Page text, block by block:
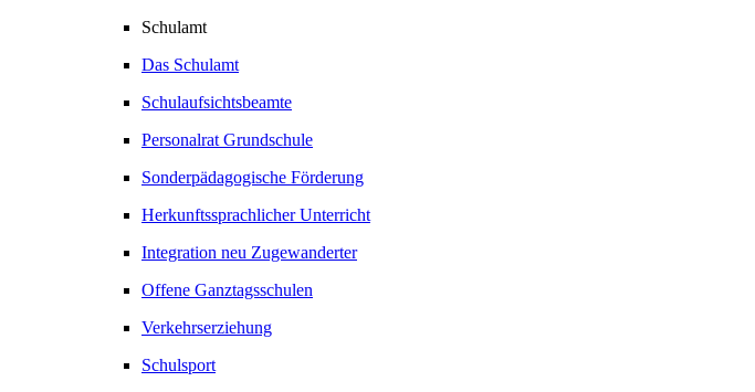
Schulamt
Das Schulamt
Schulaufsichtsbeamte
Personalrat Grundschule
Sonderpädagogische Förderung
Herkunftssprachlicher Unterricht
Integration neu Zugewanderter
Offene Ganztagsschulen
Verkehrserziehung
Schulsport